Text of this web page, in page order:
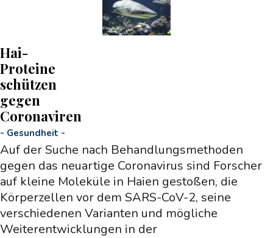
Hai-
Proteine
schützen
gegen
Coronaviren
- Gesundheit -
Auf der Suche nach Behandlungsmethoden
gegen das neuartige Coronavirus sind Forscher
auf kleine Moleküle in Haien gestoßen, die
Körperzellen vor dem SARS-CoV-2, seine
verschiedenen Varianten und mögliche
Weiterentwicklungen in der